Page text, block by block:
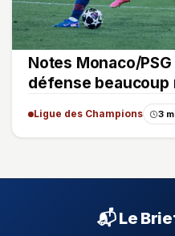
Notes Monaco/
défense beaucoup
Ligue des Champions 3
📬 Le